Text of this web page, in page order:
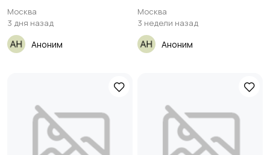
🔥🔥
Москва
3 дня назад
Аноним
Ц-5200₽
Москва
3 недели назад
Аноним